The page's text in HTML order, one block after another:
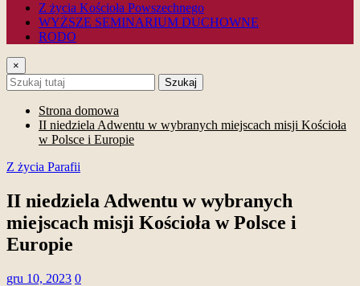
Z życia Kościoła Powszechnego
WYŻSZE SEMINARIUM DUCHOWNE
RODO
×
Szukaj
Strona domowa
II niedziela Adwentu w wybranych miejscach misji Kościoła
w Polsce i Europie
Z życia Parafii
II niedziela Adwentu w wybranych
miejscach misji Kościoła w Polsce i
Europie
gru 10, 2023 0